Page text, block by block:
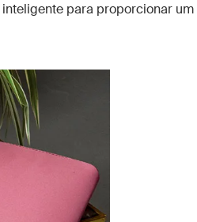
para proporcionar